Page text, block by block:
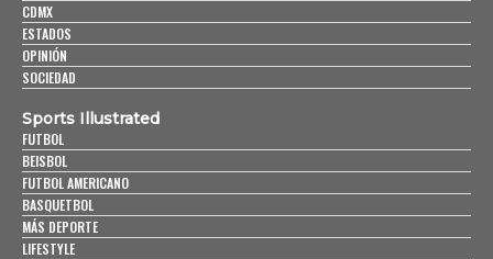
CDMX
ESTADOS
OPINIÓN
SOCIEDAD
Sports Illustrated
FUTBOL
BEISBOL
FUTBOL AMERICANO
BASQUETBOL
MÁS DEPORTE
LIFESTYLE